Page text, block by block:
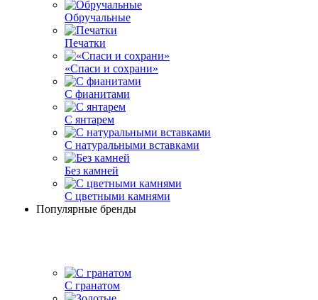
Обручальные
Печатки
«Спаси и сохрани»
С фианитами
С янтарем
С натуральными вставками
Без камней
С цветными камнями
Популярные бренды
С гранатом